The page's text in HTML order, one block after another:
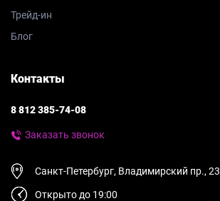
Трейд-ин
Блог
Контакты
8 812 385-74-08
Заказать звонок
Санкт-Петербург, Владимирский пр., 23
Открыто до 19:00